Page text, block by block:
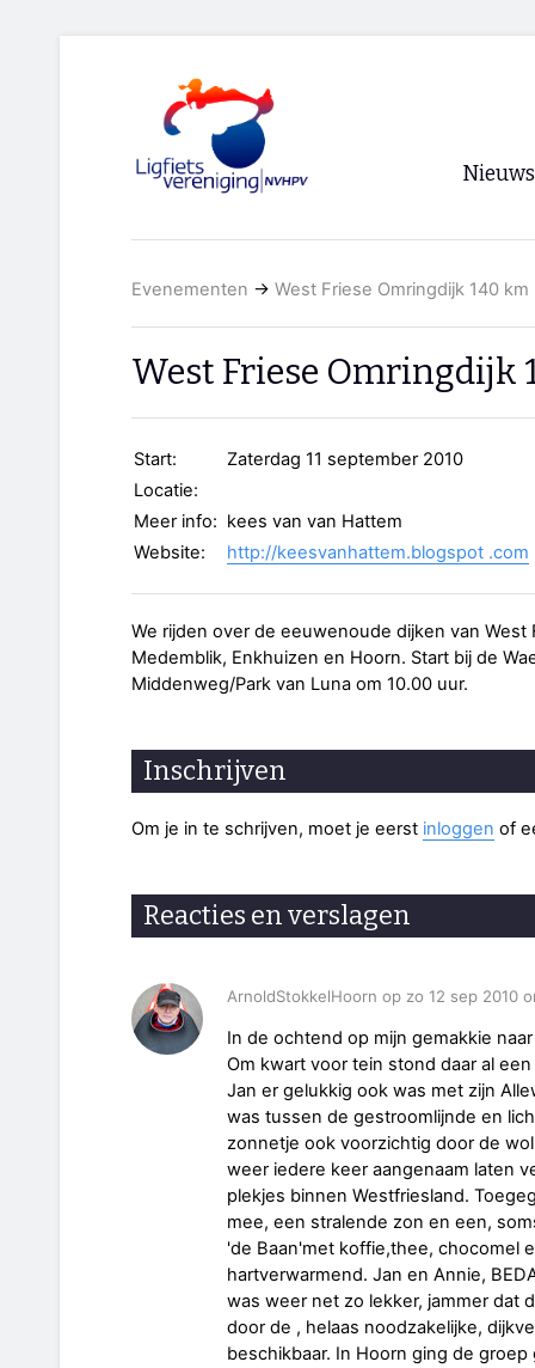
Nieuws
RSS
Evenementen → West Friese Omringdijk 140 km
West Friese Omringdijk
Start:
Zaterdag 11 september 2010
Locatie:
Meer info: kees van van Hattem
Website:
http://keesvanhattem.blogspot .com
We rijden over de eeuwenoude dijken van
Medemblik, Enkhuizen en Hoorn. Start bij de
Middenweg/Park van Luna om 10.00 uur.
Inschrijven
Om je in te schrijven, moet je eerst inloggen of
Reacties en verslagen
ArnoldStokkelHoorn op zo 12 sep 2010
In de ochtend op mijn gemakkie
Om kwart voor tein stond daar al
Jan er gelukkig ook was met zijn
was tussen de gestroomlijnde en
zonnetje ook voorzichtig door de
weer iedere keer aangenaam laten
plekjes binnen Westfriesland.
mee, een stralende zon en een,
'de Baan'met koffie,thee, chocomel
hartverwarmend. Jan en Annie,
was weer net zo lekker, jammer dat
door de , helaas noodzakelijke,
beschikbaar. In Hoorn ging de